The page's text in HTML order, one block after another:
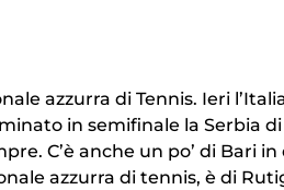
azzurra di Tennis. Ieri
in semifinale la Serbia
C’è anche un po’ di Bari
azzurra di tennis, è di